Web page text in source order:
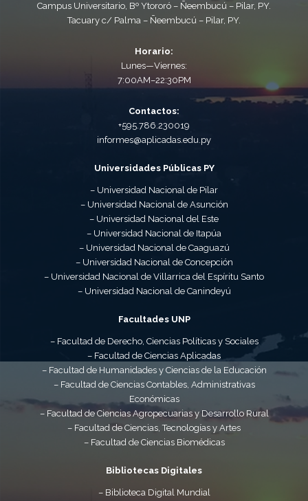
Campus Universitario, Bº Ytororó – Ñeembucú – Pilar, PY.
Tacuary c/ Palma – Ñeembucú – Pilar, PY.
Horario:
Lunes—Viernes:
7:00AM–22:30PM
Contactos:
+595.786.230019
informes@aplicadas.edu.py
Universidades Públicas PY
– Universidad Nacional de Pilar
– Universidad Nacional de Asunción
– Universidad Nacional del Este
– Universidad Nacional de Itapúa
– Universidad Nacional de Caaguazú
– Universidad Nacional de Concepción
– Universidad Nacional de Villarrica del Espíritu Santo
– Universidad Nacional de Canindeyú
Facultades UNP
– Facultad de Derecho, Ciencias Políticas y Sociales
– Facultad de Ciencias Aplicadas
– Facultad de Humanidades y Ciencias de la Educación
– Facultad de Ciencias Contables, Administrativas
Económicas
– Facultad de Ciencias Agropecuarias y Desarrollo Rural
– Facultad de Ciencias, Tecnologías y Artes
– Facultad de Ciencias Biomédicas
Bibliotecas Digitales
– Biblioteca Digital Mundial